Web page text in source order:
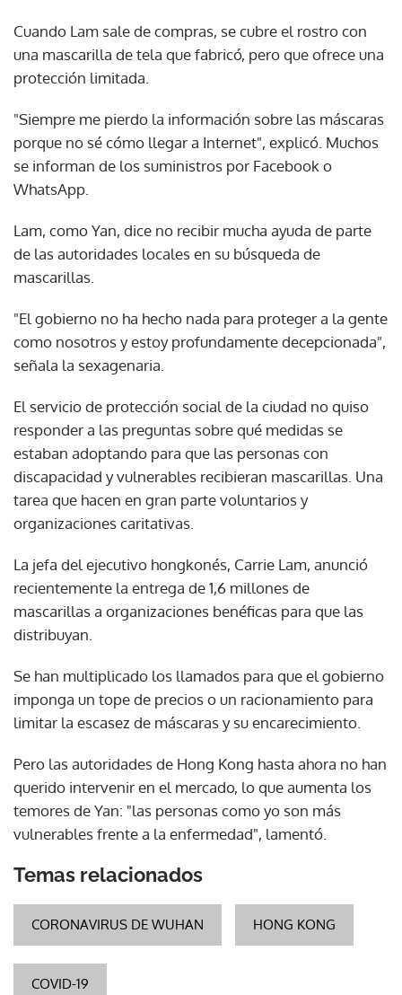
Cuando Lam sale de compras, se cubre el rostro con
una mascarilla de tela que fabricó, pero que ofrece una
protección limitada.
"Siempre me pierdo la información sobre las máscaras
porque no sé cómo llegar a Internet", explicó. Muchos
se informan de los suministros por Facebook o
WhatsApp.
Lam, como Yan, dice no recibir mucha ayuda de parte
de las autoridades locales en su búsqueda de
mascarillas.
"El gobierno no ha hecho nada para proteger a la gente
como nosotros y estoy profundamente decepcionada",
señala la sexagenaria.
El servicio de protección social de la ciudad no quiso
responder a las preguntas sobre qué medidas se
estaban adoptando para que las personas con
discapacidad y vulnerables recibieran mascarillas. Una
tarea que hacen en gran parte voluntarios y
organizaciones caritativas.
La jefa del ejecutivo hongkonés, Carrie Lam, anunció
recientemente la entrega de 1,6 millones de
mascarillas a organizaciones benéficas para que las
distribuyan.
Se han multiplicado los llamados para que el gobierno
imponga un tope de precios o un racionamiento para
limitar la escasez de máscaras y su encarecimiento.
Pero las autoridades de Hong Kong hasta ahora no han
querido intervenir en el mercado, lo que aumenta los
temores de Yan: "las personas como yo son más
vulnerables frente a la enfermedad", lamentó.
Temas relacionados
CORONAVIRUS DE WUHAN HONG KONG
COVID-19